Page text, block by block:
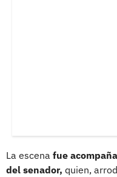
La escena fue
del senador, quien,